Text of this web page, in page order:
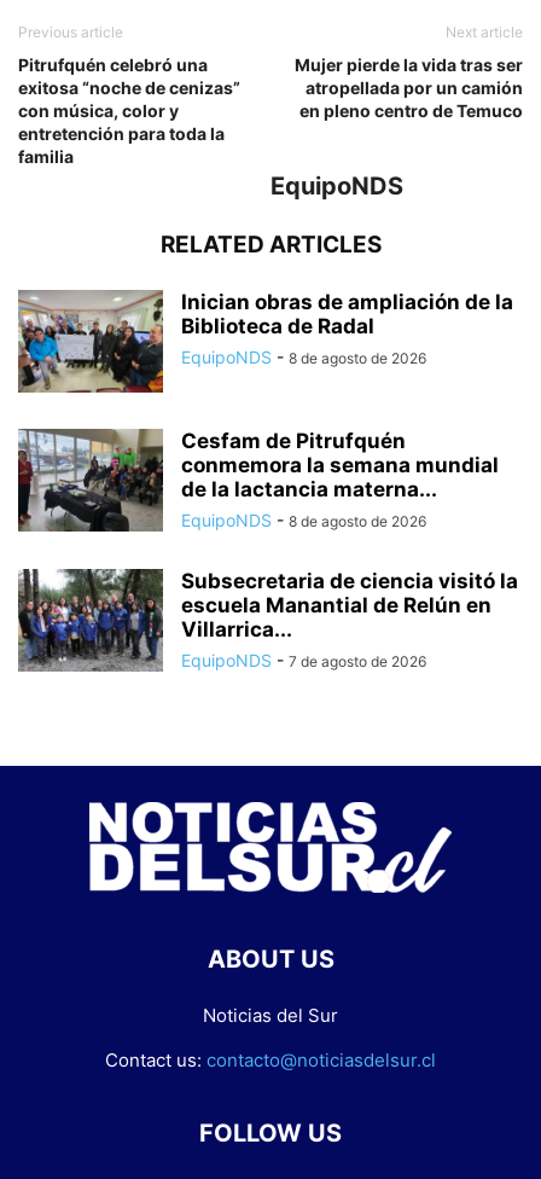
Previous article
Pitrufquén celebró una
exitosa “noche de cenizas”
con música, color y
entretención para toda la
familia
Next article
Mujer pierde la vida tras ser
atropellada por un camión
en pleno centro de Temuco
EquipoNDS
RELATED ARTICLES
Inician obras de ampliación de la
Biblioteca de Radal
EquipoNDS - 8 de agosto de 2026
Cesfam de Pitrufquén
conmemora la semana mundial
de la lactancia materna...
EquipoNDS - 8 de agosto de 2026
Subsecretaria de ciencia visitó la
escuela Manantial de Relún en
Villarrica...
EquipoNDS - 7 de agosto de 2026
ABOUT US
Noticias del Sur
Contact us: contacto@noticiasdelsur.cl
FOLLOW US